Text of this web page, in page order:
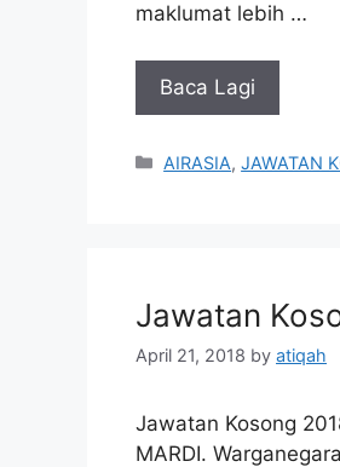
maklumat lebih …
Baca Lagi
Categories
AIRASIA,JAWATAN
Jawatan
April 21, 2018 by atiqah
Jawatan Kosong
MARDI.